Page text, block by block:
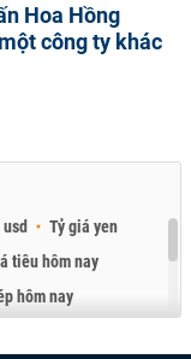
Hoa Hồng
công ty khác
Tỷ giá yen
tiêu hôm nay
hôm nay